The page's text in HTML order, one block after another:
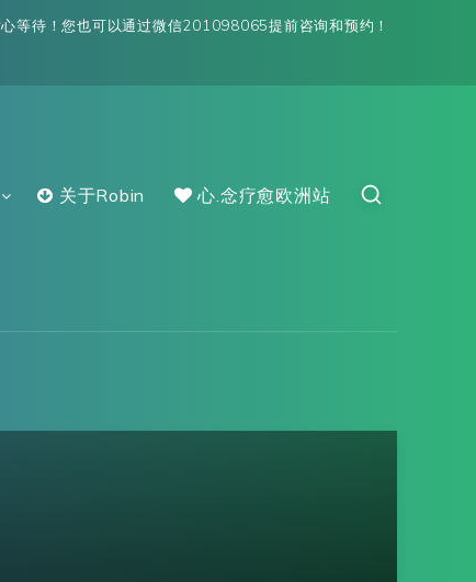
等待！您也可以通过微信201098065提前咨询和预约！
关于Robin 心.念疗愈欧洲站